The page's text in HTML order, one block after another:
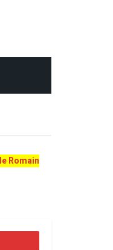
Romain